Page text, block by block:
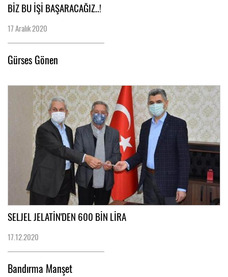
BİZ BU İŞİ BAŞARACAĞIZ..!
17 Aralık 2020
Gürses Gönen
SELJEL JELATİN'DEN 600 BİN LİRA
17.12.2020
Bandırma Manşet